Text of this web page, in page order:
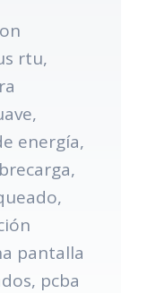
rtu,
energía,
pantalla
pcba